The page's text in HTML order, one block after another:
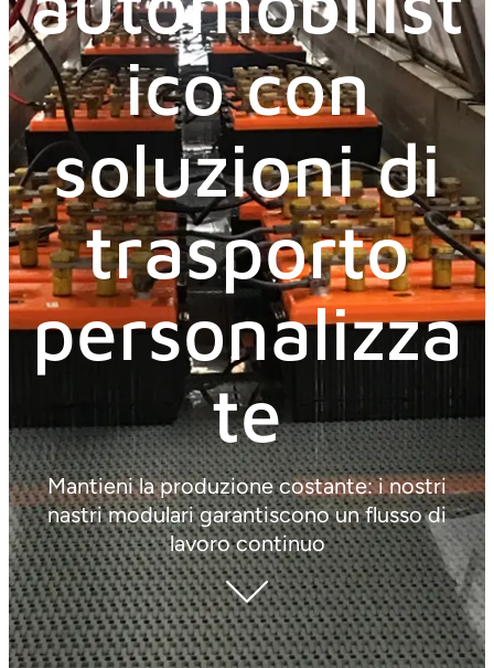
ico con
soluzioni di
trasporto
personalizza
te
Mantieni la produzione costante: i nostri
nastri modulari garantiscono un flusso di
lavoro continuo